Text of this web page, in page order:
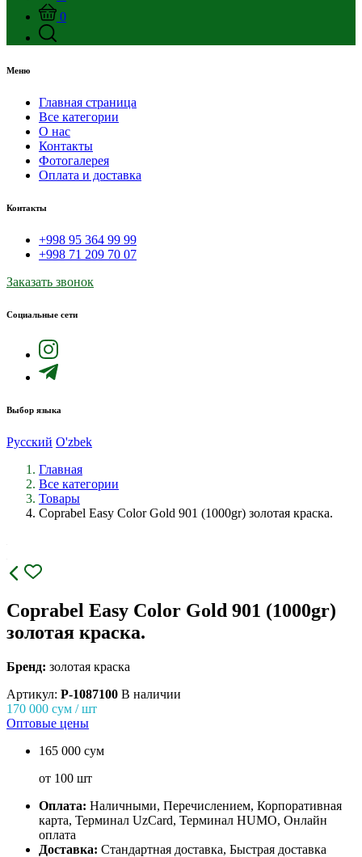
0
Меню
Главная страница
Все категории
О нас
Контакты
Фотогалерея
Оплата и доставка
Контакты
+998 95 364 99 99
+998 71 209 70 07
Заказать звонок
Социальные сети
Выбор языка
Русский O'zbek
Главная
Все категории
Товары
Coprabel Easy Color Gold 901 (1000gr) золотая краска.
Coprabel Easy Color Gold 901 (1000gr)
золотая краска.
Бренд: золотая краска
Артикул: P-1087100 В наличии
170 000 сум / шт
Оптовые цены
165 000 сум
от 100 шт
Оплата: Наличными, Перечислением, Корпоративная
карта, Терминал UzCard, Терминал HUMO, Онлайн
оплата
Доставка: Стандартная доставка, Быстрая доставка